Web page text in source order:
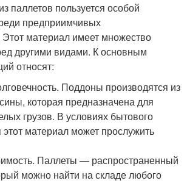
паллетов пользуется особой
предприимчивых
материал имеет множество
другими видами. К основным
относят:
Поддоны производятся из
которая предназначена для
грузов. В условиях бытового
этот материал может прослужить
Паллеты — распространенный
можно найти на складе любого